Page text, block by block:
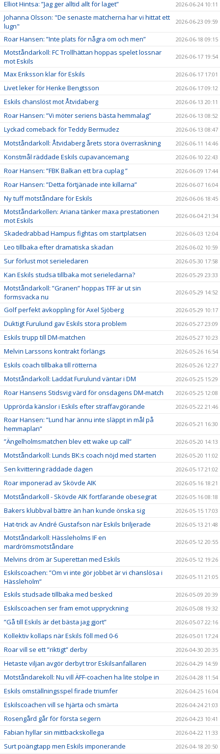
Elliot Hintsa: ”Jag ger alltid allt för laget” 2026-06-24 10:11
Johanna Olsson: "De senaste matcherna har vi hittat ett
lugn"
2026-06-23 09:59
Roar Hansen: ”Inte plats för några om och men” 2026-06-18 09:15
Motståndarkoll: FC Trollhättan hoppas spelet lossnar
mot Eskils
2026-06-17 19:54
Max Eriksson klar för Eskils 2026-06-17 17:01
Livet leker för Henke Bengtsson 2026-06-17 09:12
Eskils chanslöst mot Åtvidaberg 2026-06-13 20:11
Roar Hansen: ”Vi möter seriens bästa hemmalag” 2026-06-13 08:52
Lyckad comeback för Teddy Bermudez 2026-06-13 08:47
Motståndarkoll: Åtvidaberg årets stora överraskning 2026-06-11 14:46
Konstmål räddade Eskils cupavancemang 2026-06-10 22:43
Roar Hansen: ”FBK Balkan ett bra cuplag ” 2026-06-09 17:44
Roar Hansen: ”Detta förtjänade inte killarna” 2026-06-07 16:04
Ny tuff motståndare för Eskils 2026-06-06 18:45
Motståndarkollen: Ariana tänker maxa prestationen
mot Eskils
2026-06-04 21:34
Skadedrabbad Hampus fightas om startplatsen 2026-06-03 12:04
Leo tillbaka efter dramatiska skadan 2026-06-02 10:59
Sur förlust mot serieledaren 2026-05-30 17:58
Kan Eskils studsa tillbaka mot serieledarna? 2026-05-29 23:33
Motståndarkoll: ”Granen” hoppas TFF är ut sin
formsvacka nu
2026-05-29 14:52
Golf perfekt avkoppling för Axel Sjöberg 2026-05-29 10:17
Duktigt Furulund gav Eskils stora problem 2026-05-27 23:09
Eskils trupp till DM-matchen 2026-05-27 10:23
Melvin Larssons kontrakt förlängs 2026-05-26 16:54
Eskils coach tillbaka till rötterna 2026-05-26 12:27
Motståndarkoll: Laddat Furulund väntar i DM 2026-05-25 15:29
Roar Hansens Stidsvig värd för onsdagens DM-match 2026-05-25 12:08
Upprörda känslor i Eskils efter straffavgörande 2026-05-22 21:46
Roar Hansen: ”Lund har ännu inte släppt in mål på
hemmaplan”
2026-05-21 16:30
”Ängelholmsmatchen blev ett wake up call” 2026-05-20 14:13
Motståndarkoll: Lunds BK:s coach nöjd med starten 2026-05-20 11:02
Sen kvittering räddade dagen 2026-05-17 21:02
Roar imponerad av Skövde AIK 2026-05-16 18:21
Motståndarkoll - Skövde AIK fortfarande obesegrat 2026-05-16 08:18
Bakers klubbval bättre än han kunde önska sig 2026-05-15 17:03
Hat-trick av André Gustafson när Eskils briljerade 2026-05-13 21:48
Motståndarkoll: Hässleholms IF en
mardrömsmotståndare
2026-05-12 20:55
Melvins dröm är Superettan med Eskils 2026-05-12 19:26
Eskilscoachen: ”Om vi inte gör jobbet är vi chanslösa i
Hässleholm”
2026-05-11 21:05
Eskils studsade tillbaka med besked 2026-05-09 20:39
Eskilscoachen ser fram emot uppryckning 2026-05-08 19:32
”Gå till Eskils är det bästa jag gjort” 2026-05-07 22:16
Kollektiv kollaps när Eskils föll med 0-6 2026-05-01 17:24
Roar vill se ett ”riktigt” derby 2026-04-30 20:35
Hetaste viljan avgör derbyt tror Eskilsanfallaren 2026-04-29 14:59
Motståndarekoll: Nu vill ÄFF-coachen ha lite stolpe in 2026-04-28 11:54
Eskils omställningsspel firade triumfer 2026-04-25 16:04
Eskilscoachen vill se hjärta och smärta 2026-04-24 21:03
Rosengård går för första segern 2026-04-23 10:41
Fabian hyllar sin mittbackskollega 2026-04-22 11:33
Surt poängtapp men Eskils imponerande 2026-04-18 20:50